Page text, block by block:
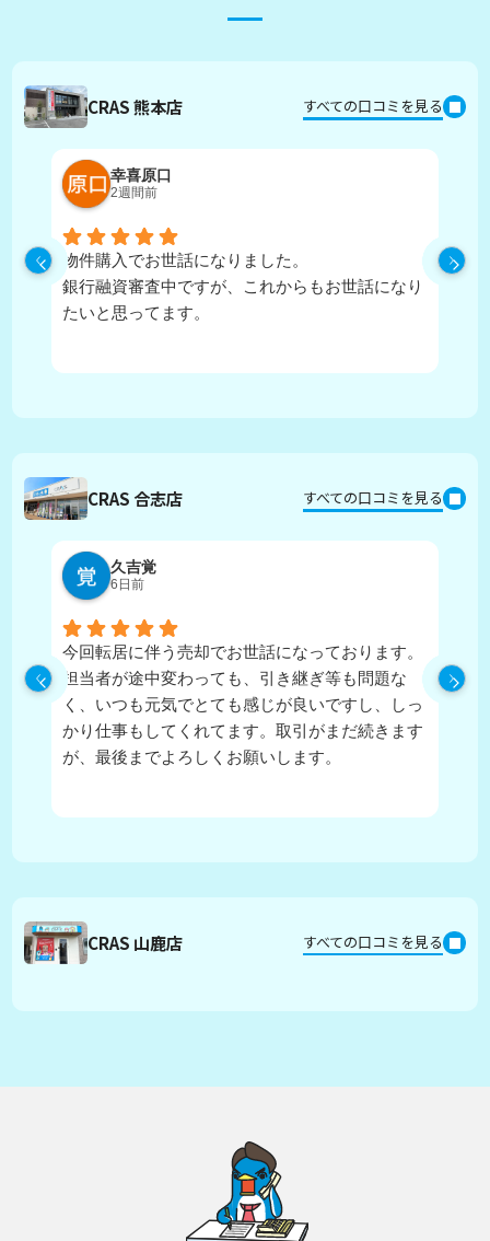
CRAS 熊本店 すべての口コミを見る
幸喜原口
2週間前
物件購入でお世話になりました。
銀行融資審査中ですが、これからもお世話になり
たいと思ってます。
CRAS 合志店 すべての口コミを見る
久吉覚
6日前
今回転居に伴う売却でお世話になっております。
担当者が途中変わっても、引き継ぎ等も問題な
く、いつも元気でとても感じが良いですし、しっ
かり仕事もしてくれてます。取引がまだ続きます
が、最後までよろしくお願いします。
CRAS 山鹿店 すべての口コミを見る